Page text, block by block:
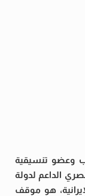
وعضو تنسيقية
الداعم لدولة
هو موقف